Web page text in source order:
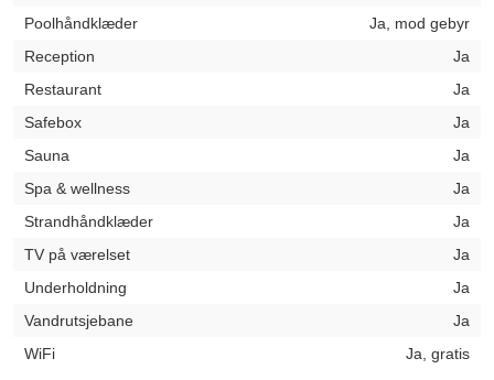
Poolhåndklæder
Ja, mod gebyr
Reception
Ja
Restaurant
Ja
Safebox
Ja
Sauna
Ja
Spa & wellness
Ja
Strandhåndklæder
Ja
TV på værelset
Ja
Underholdning
Ja
Vandrutsjebane
Ja
WiFi
Ja, gratis